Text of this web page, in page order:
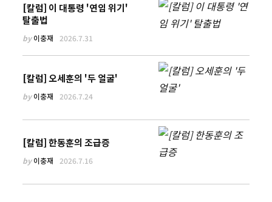
[칼럼] 이 대통령 '연임 위기'
탈출법
by이충재 2026.7.31
[칼럼] 오세훈의 '두 얼굴'
by이충재 2026.7.24
[칼럼] 한동훈의 조급증
by이충재 2026.7.16